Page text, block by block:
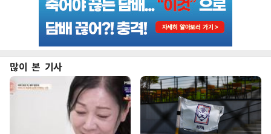
많이 본 기사